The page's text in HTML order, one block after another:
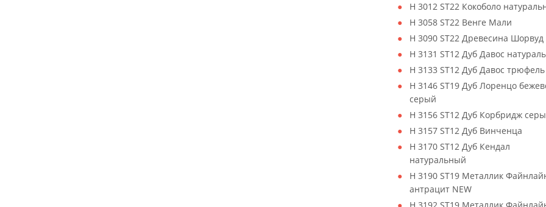
H 3012 ST22 Кокоболо
H 3058 ST22 Венге Мали
H 3090 ST22 Древесина Шорвуд
H 3131 ST12 Дуб Давос
H 3133 ST12 Дуб Давос трюфель
H 3146 ST19 Дуб Лоренцо
серый
H 3156 ST12 Дуб Корбридж
H 3157 ST12 Дуб Винченца
H 3170 ST12 Дуб Кендал
натуральный
H 3190 ST19 Металлик
антрацит NEW